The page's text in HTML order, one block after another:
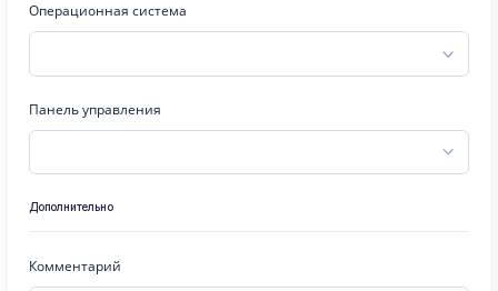
Операционная система
Панель управления
Дополнительно
Комментарий